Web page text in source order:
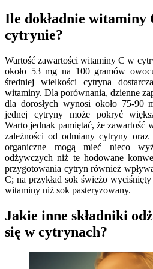
Ile dokładnie witaminy
cytrynie?
Wartość zawartości witaminy C w
około 53 mg na 100 gramów
średniej wielkości cytryna
witaminy. Dla porównania, dzienne
dla dorosłych wynosi około 75-90
jednej cytryny może pokryć
Warto jednak pamiętać, że zawartość
zależności od odmiany cytryny
organiczne mogą mieć nieco
odżywczych niż te hodowane
przygotowania cytryn również
C; na przykład sok świeżo
witaminy niż sok pasteryzowany.
Jakie inne składniki
się w cytrynach?